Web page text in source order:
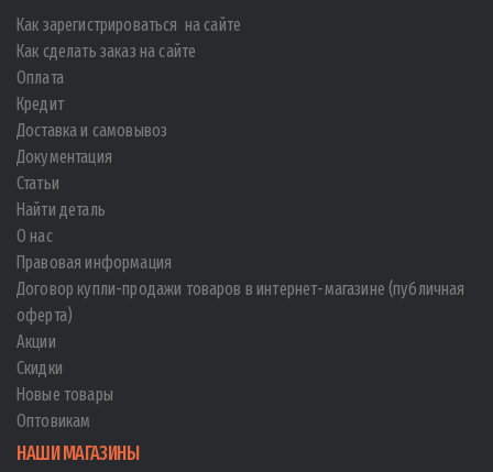
Как зарегистрироваться на сайте
Как сделать заказ на сайте
Оплата
Кредит
Доставка и самовывоз
Документация
Статьи
Найти деталь
О нас
Правовая информация
Договор купли-продажи товаров в интернет-магазине (публичная
оферта)
Акции
Скидки
Новые товары
Оптовикам
НАШИ МАГАЗИНЫ